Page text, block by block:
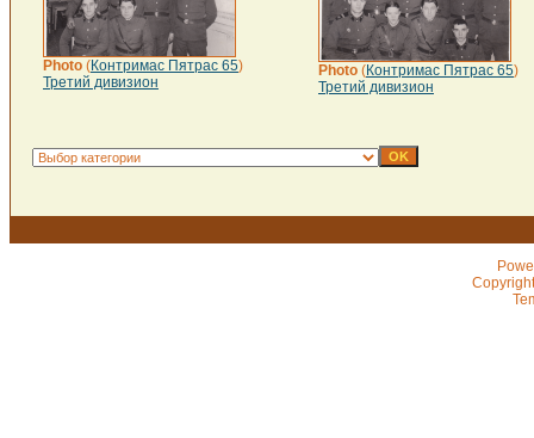
Photo (Контримас Пятрас 65)
Третий дивизион
Photo (Контримас Пятрас 65)
Третий дивизион